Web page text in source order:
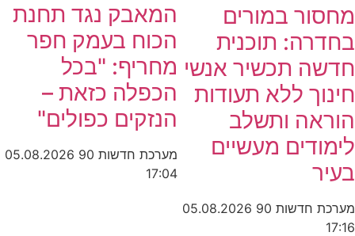
מחסור במורים
בחדרה: תוכנית
חדשה תכשיר אנשי
חינוך ללא תעודות
הוראה ותשלב
לימודים מעשיים
בעיר
מערכת חדשות 90
05.08.2026
17:16
המאבק נגד תחנת
הכוח בעמק חפר
מחריף: "בכל
הכפלה כזאת –
הנזקים כפולים"
מערכת חדשות 90
05.08.2026
17:04